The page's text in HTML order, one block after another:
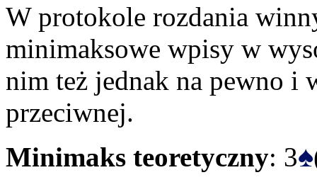
W protokole rozdania
minimaksowe wpisy w
nim też jednak na pewno i
przeciwnej.
Minimaks teoretyczny: 3♠